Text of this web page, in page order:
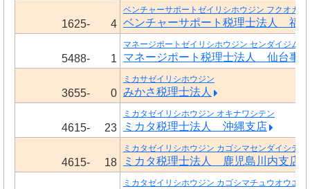
1625- 4
ベンチャーサポートゼイリシホウジン フクオカオ
ベンチャーサポート税理士法人 福
5488- 1
マネージポートゼイリシホウジン センダイジムシ
マネージポート税理士法人 仙台事
3655- 0
ミカサゼイリシホウジン
みかさ税理士法人
4615- 23
ミカタゼイリシホウジン オキナワシテン
ミカタ税理士法人 沖縄支店
4615- 18
ミカタゼイリシホウジン カゴシマセンダイシテン
ミカタ税理士法人 鹿児島川内支店
ミカタゼイリシホウジン カゴシマチュウオウエ